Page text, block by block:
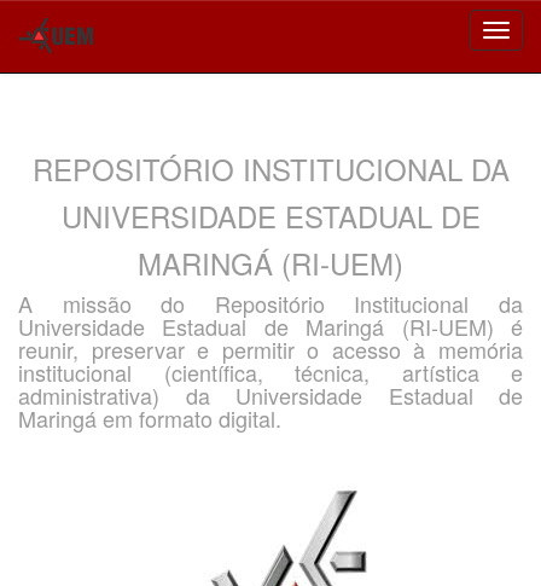
REPOSITÓRIO INSTITUCIONAL DA
UNIVERSIDADE ESTADUAL DE
MARINGÁ (RI-UEM)
A missão do Repositório Institucional da
Universidade Estadual de Maringá (RI-UEM) é
reunir, preservar e permitir o acesso à memória
institucional (científica, técnica, artística e
administrativa) da Universidade Estadual de
Maringá em formato digital.